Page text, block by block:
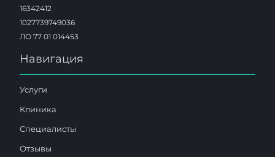
16342412
1027739749036
ЛО 77 01 014453
Навигация
Услуги
Клиника
Специалисты
Отзывы